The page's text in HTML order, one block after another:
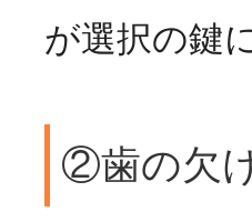
が選択の鍵
②歯の欠